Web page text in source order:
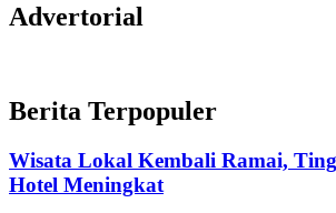
Advertorial
Berita Terpopuler
Wisata Lokal Kembali Ramai,
Hotel Meningkat